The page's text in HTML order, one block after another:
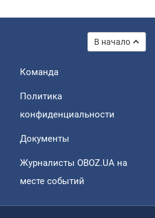
В начало
Команда
Политика
конфиденциальности
Документы
Журналисты OBOZ.UA на
месте событий